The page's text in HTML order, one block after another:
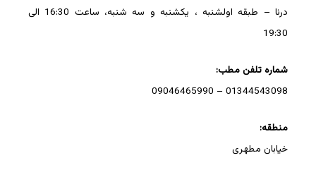
درنا – طبقه اولشنبه ، یکشنبه و سه شنبه، ساعت 16:30 الی
19:30
شماره تلفن مطب:
01344543098 – 09046465990
منطقه:
خیابان مطهری